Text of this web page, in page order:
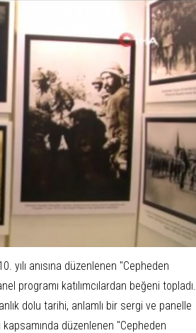
yılı anısına düzenlenen "Cepheden
programı katılımcılardan beğeni topladı.
dolu tarihi, anlamlı bir sergi ve panelle
kapsamında düzenlenen "Cepheden